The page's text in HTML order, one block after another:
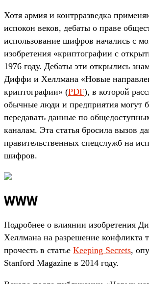
Хотя армия и контрразведка
испокон веков, дебаты о праве
использование шифров начались с
изобретения «криптографии с
1976 году. Дебаты эти открылись
Диффи и Хеллмана «Новые
криптографии» (PDF), в которой
обычные люди и предприятия могут
передавать данные по
каналам. Эта статья бросила вызов
правительственных спецслужб на
шифров.
WWW
Подробнее о влиянии изобретения
Хеллмана на разрешение конфликта
прочесть в статье Keeping Secrets,
Stanford Magazine в 2014 году.